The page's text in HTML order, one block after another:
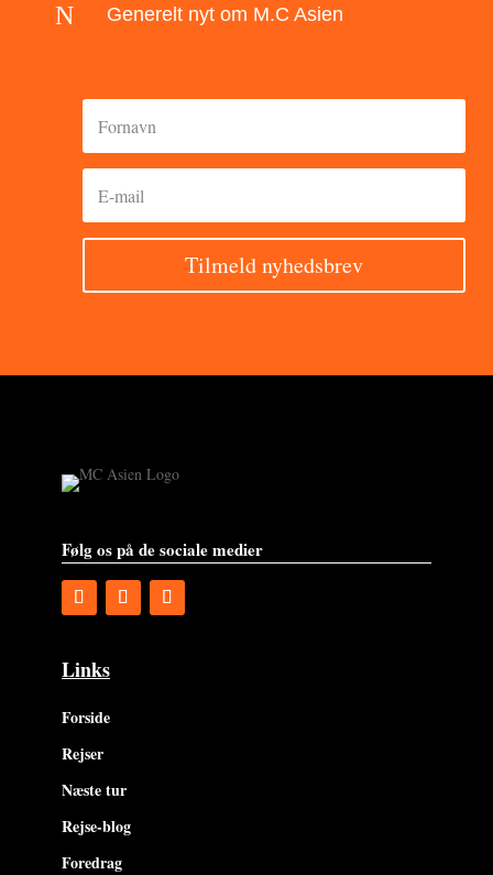
N Generelt nyt om M.C Asien
Tilmeld nyhedsbrev
Følg os på de sociale medier
Links
Forside
Rejser
Næste tur
Rejse-blog
Foredrag